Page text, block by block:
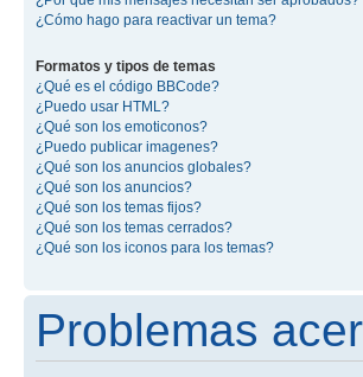
¿Cómo hago para reactivar un tema?
Formatos y tipos de temas
¿Qué es el código BBCode?
¿Puedo usar HTML?
¿Qué son los emoticonos?
¿Puedo publicar imagenes?
¿Qué son los anuncios globales?
¿Qué son los anuncios?
¿Qué son los temas fijos?
¿Qué son los temas cerrados?
¿Qué son los iconos para los temas?
Problemas